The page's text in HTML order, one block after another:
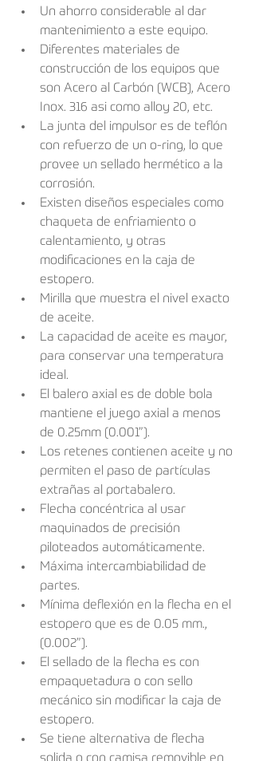
Un ahorro considerable al dar
mantenimiento a este equipo.
Diferentes materiales de
construcción de los equipos que
son Acero al Carbón (WCB), Acero
Inox. 316 asi como alloy 20, etc.
La junta del impulsor es de teﬂón
con refuerzo de un o-ring, lo que
provee un sellado hermético a la
corrosión.
Existen diseños especiales como
chaqueta de enfriamiento o
calentamiento, y otras
modiﬁcaciones en la caja de
estopero.
Mirilla que muestra el nivel exacto
de aceite.
La capacidad de aceite es mayor,
para conservar una temperatura
ideal.
El balero axial es de doble bola
mantiene el juego axial a menos
de 0.25mm (0.001”).
Los retenes contienen aceite y no
permiten el paso de partículas
extrañas al portabalero.
Flecha concéntrica al usar
maquinados de precisión
piloteados automáticamente.
Máxima intercambiabilidad de
partes.
Mínima deﬂexión en la ﬂecha en el
estopero que es de 0.05 mm.,
(0.002”).
El sellado de la ﬂecha es con
empaquetadura o con sello
mecánico sin modiﬁcar la caja de
estopero.
Se tiene alternativa de ﬂecha